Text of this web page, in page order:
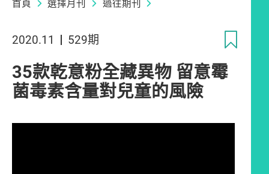
首頁 選擇月刊 過往期刊
2020.11 529期
35款乾意粉全藏異物 留意霉
菌毒素含量對兒童的風險